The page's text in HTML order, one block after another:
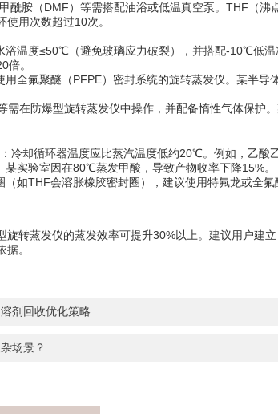
胺（DMF）等需搭配油浴或低温真空泵。THF（
用次数超过10次。
温度≤50℃（避免玻璃应力破裂），并搭配-10℃低温
倍。
氟聚醚（PFPE）密封系统的旋转蒸发仪。某半导
在防爆型旋转蒸发仪中操作，并配备惰性气体保护。
却循环器温度应比蒸汽温度低约20℃。例如，乙酸
验室因在80℃蒸发甲酸，导致产物收率下降15%。
THF会溶胀橡胶密封圈），建议使用特氟龙或全氟
蒸发仪的蒸发效率可提升30%以上。建议用户建
。
剂回收优化策略
场景？